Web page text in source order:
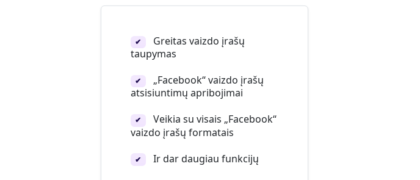
✔
Greitas vaizdo įrašų
taupymas
✔
„Facebook“ vaizdo įrašų
atsisiuntimų apribojimai
✔
Veikia su visais „Facebook“
vaizdo įrašų formatais
✔ Ir dar daugiau funkcijų